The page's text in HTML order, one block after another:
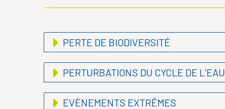
PERTE DE BIODIVERSITÉ
PERTURBATIONS DU CYCLE DE L’EAU
EVÈNEMENTS EXTRÊMES